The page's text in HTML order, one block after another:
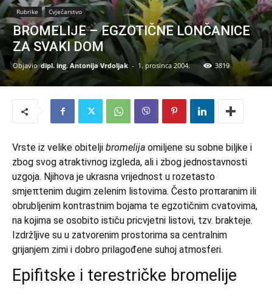
Rubrike Cvjećarstvo
BROMELIJE – EGZOTIČNE LONČANICE
ZA SVAKI DOM
Objavio dipl. ing. Antonija Vrdoljak - 1. prosinca 2004. 3819
Vrste iz velike obitelji bromelija omiljene su sobne biljke i
zbog svog atraktivnog izgleda, ali i zbog jednostavnosti
uzgoja. Njihova je ukrasna vrijednost u rozetasto
smjeπtenim dugim zelenim listovima. Često proπaranim ili
obrubljenim kontrastnim bojama te egzotičnim cvatovima,
na kojima se osobito ističu pricvjetni listovi, tzv. brakteje.
Izdržljive su u zatvorenim prostorima sa centralnim
grijanjem zimi i dobro prilagođene suhoj atmosferi.
Epifitske i terestričke bromelije